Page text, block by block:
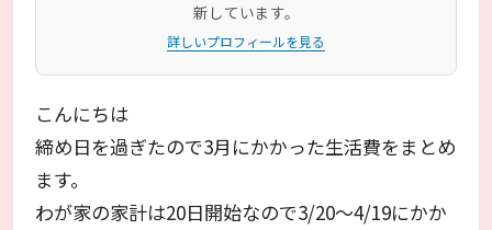
新しています。
詳しいプロフィールを見る
こんにちは
締め日を過ぎたので3月にかかった生活費をまとめ
ます。
わが家の家計は20日開始なので3/20～4/19にかか